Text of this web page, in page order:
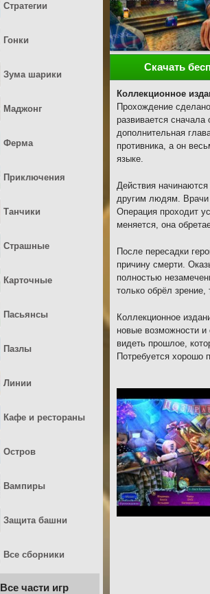
Скачать
Коллекционное
Прохождение
развивается
дополнительная
противника, а он
языке.
Действия
другим людям. Врачи
Операция проходит
меняется, она
После пересадки
причину смерти.
полностью
только обрёл
Коллекционное
новые возможности
видеть прошлое,
Потребуется хорошо
Стратегии
Гонки
Зума шарики
Маджонг
Ферма
Приключения
Танчики
Страшные
Карточные
Пасьянсы
Пазлы
Линии
Кафе и рестораны
Остров
Вампиры
Защита башни
Все сборники
Все части игр